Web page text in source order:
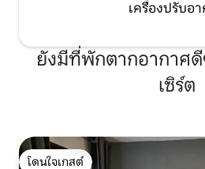
เครื่องปรับอ
ยังมีที่พักตากอากาศดี
เซิร์ต
โดนใจเกสต์